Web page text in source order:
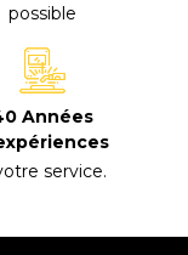
possible
Années
service.